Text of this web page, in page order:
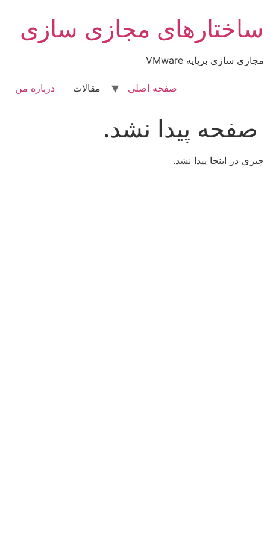
محتوا
ساختارهای مجازی سازی
مجازی سازی برپایه VMware
صفحه اصلی مقالات درباره من
صفحه پیدا نشد.
چیزی در اینجا پیدا نشد.